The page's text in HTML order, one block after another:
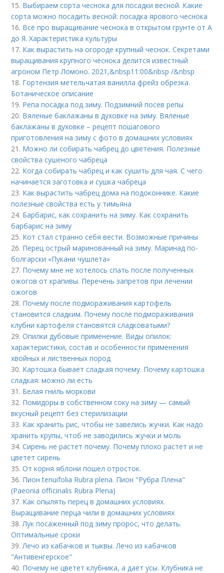
15. Выбираем сорта чеснока для посадки весной. Какие
сорта можно посадить весной: посадка ярового чеснока
16. Всё про выращивание чеснока в открытом грунте от А
до Я. Характеристика культуры
17. Как вырастить на огороде крупный чеснок. Секретами
выращивания крупного чеснока делится известный
агроном Петр Ломоно. 2021,&nbsp11:00&nbsp /&nbsp
18. Гортензия метельчатая ванилла фрейз обрезка.
Ботаническое описание
19. Репа посадка под зиму. Подзимний посев репы
20. Вяленые баклажаны в духовке на зиму. Вяленые
баклажаны в духовке – рецепт пошагового
приготовления на зиму с фото в домашних условиях
21. Можно ли собирать чабрец до цветения. Полезные
свойства сушеного чабреца
22. Когда собирать чабрец и как сушить для чая. С чего
начинается заготовка и сушка чабреца
23. Как вырастить чабрец дома на подоконнике. Какие
полезные свойства есть у тимьяна
24. Барбарис, как сохранить на зиму. Как сохранить
барбарис на зиму
25. Кот стал странно себя вести. Возможные причины
26. Перец острый маринованный на зиму. Маринад по-
болгарски «Пукани чушлета»
27. Почему мне не хотелось спать после полученных
ожогов от крапивы. Перечень запретов при лечении
ожогов
28. Почему после подмораживания картофель
становится сладким. Почему после подмораживания
клубни картофеля становятся сладковатыми?
29.Опилки дубовые применение. Виды опилок:
характеристики, состав и особенности применения
хвойных и лиственных пород
30. Картошка бывает сладкая почему. Почему картошка
сладкая: можно ли есть
31. Белая гниль моркови
32. Помидоры в собственном соку на зиму — самый
вкусный рецепт без стерилизации
33. Как хранить рис, чтобы не завелись жучки. Как надо
хранить крупы, чтоб не заводились жучки и моль
34.Сирень не растет почему. Почему плохо растет и не
цветет сирень
35.От корня яблони пошел отросток.
36. Пион tenuifolia Rubra plena. Пион "Рубра Плена"
(Paeonia officinalis Rubra Plena)
37. Как опылять перец в домашних условиях.
Выращивание перца чили в домашних условиях
38.Лук посаженный под зиму пророс, что делать.
Оптимальные сроки
39.Лечо из кабачков и тыквы. Лечо из кабачков
"Антивенгерское"
40. Почему не цветет клубника, а дает усы. Клубника не